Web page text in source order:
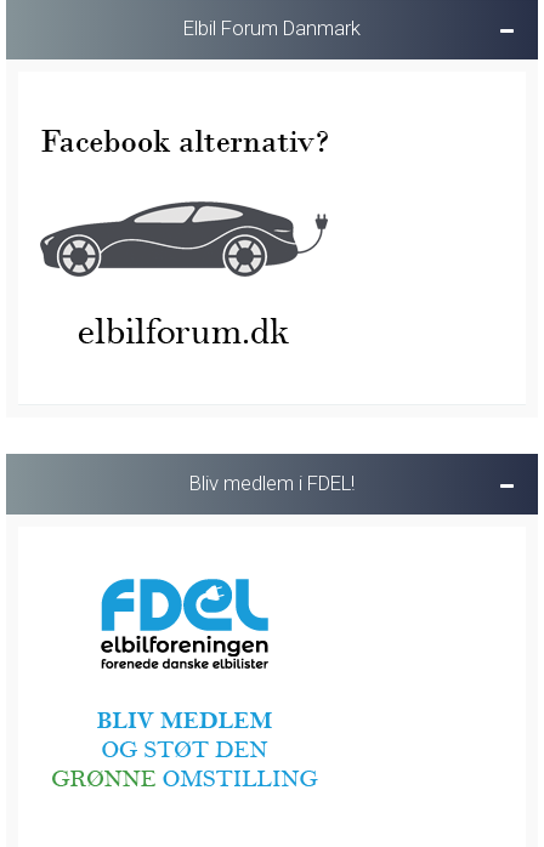
Elbil Forum Danmark
Bliv medlem i FDEL!